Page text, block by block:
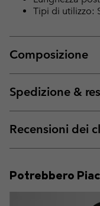
Tipi di utilizzo:
Composizione
Spedizione &
Recensioni dei
Potrebbero